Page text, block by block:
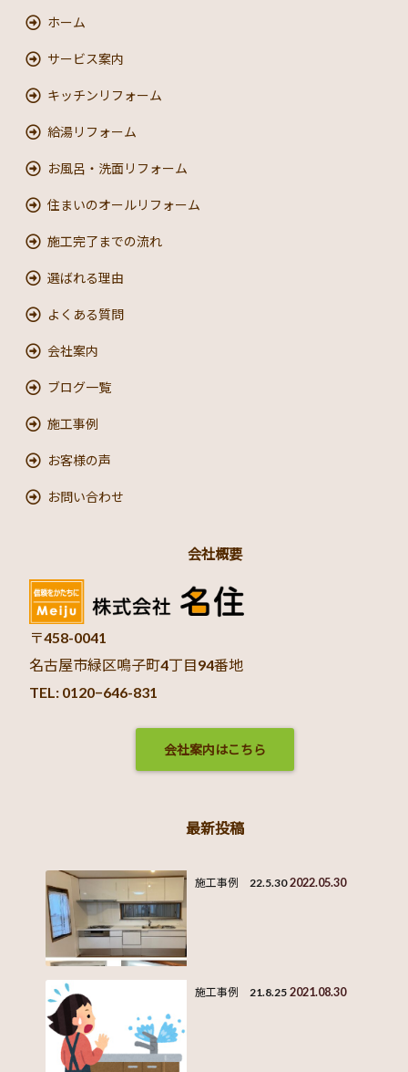
ホーム
サービス案内
キッチンリフォーム
給湯リフォーム
お風呂・洗面リフォーム
住まいのオールリフォーム
施工完了までの流れ
選ばれる理由
よくある質問
会社案内
ブログ一覧
施工事例
お客様の声
お問い合わせ
会社概要
〒458-0041
名古屋市緑区鳴子町4丁目94番地
TEL: 0120−646-831
会社案内はこちら
最新投稿
施工事例 22.5.30 2022.05.30
施工事例 21.8.25 2021.08.30